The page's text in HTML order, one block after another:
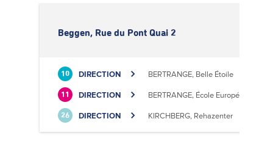
Beggen, Rue du Pont Quai 2
10 DIRECTION BERTRANGE, Belle Étoile
11 DIRECTION BERTRANGE, École Européenne II
26 DIRECTION KIRCHBERG, Rehazenter